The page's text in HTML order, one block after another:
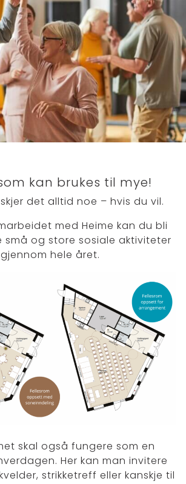
kan brukes til mye!
det alltid noe – hvis du vil.
med Heime kan du bli
og store sosiale aktiviteter
gjennom hele året.
skal også fungere som en
Her kan man invitere
strikketreff eller kanskje til
for å se alle Base-
prosjekter